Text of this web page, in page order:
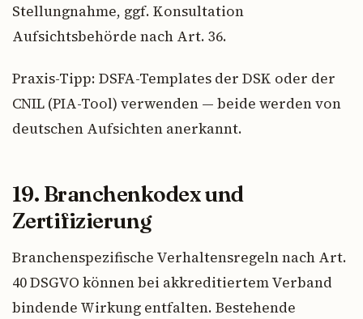
Stellungnahme, ggf. Konsultation
Aufsichtsbehörde nach Art. 36.
Praxis-Tipp: DSFA-Templates der DSK oder der
CNIL (PIA-Tool) verwenden — beide werden von
deutschen Aufsichten anerkannt.
19. Branchenkodex und
Zertifizierung
Branchenspezifische Verhaltensregeln nach Art.
40 DSGVO können bei akkreditiertem Verband
bindende Wirkung entfalten. Bestehende